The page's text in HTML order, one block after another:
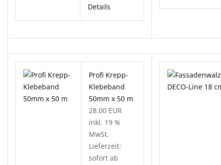
Details
Profi Krepp-
Klebeband
50mm x 50 m
28.00 EUR
inkl. 19 %
MwSt.
Lieferzeit:
sofort ab